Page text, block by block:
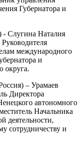
Губернатора и
- Слугина Наталия
международного
и
округа.
– Урамаев
Директора
автономного
Начальника
деятельности,
сотрудничеству и